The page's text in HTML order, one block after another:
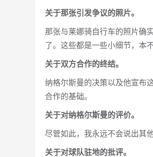
关于那张引发争议的照片。
那张与莱娜骑自行车的照片确
了。这些都是一些小细节，本
关于双方合作的终结。
纳格尔斯曼的决策以及他宣布
合作的基础。
关于对纳格尔斯曼的评价。
尽管如此，我永远不会说出其
关于对球队驻地的批评。